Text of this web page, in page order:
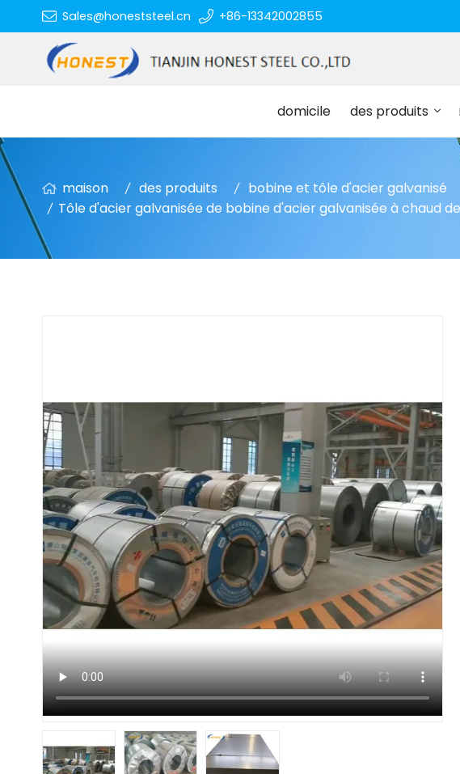
Sales@honeststeel.cn +86-13342002855
domicile des produits
maison des produits
bobine et tôle d'acier galvanisé
Tôle d'acier galvanisée de bobine d'acier galvanisée à chaud